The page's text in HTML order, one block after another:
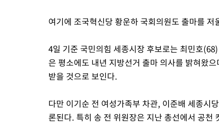
여기에 조국혁신당 황운하 국회의원도 출마를
4일 기준 국민의힘 세종시장 후보로는 최민호
은 평소에도 내년 지방선거 출마 의사를 밝혀왔
받을 것으로 보인다.
다만 이기순 전 여성가족부 차관, 이준배 세종시
론된다. 특히 송 전 위원장은 지난 총선에서 공